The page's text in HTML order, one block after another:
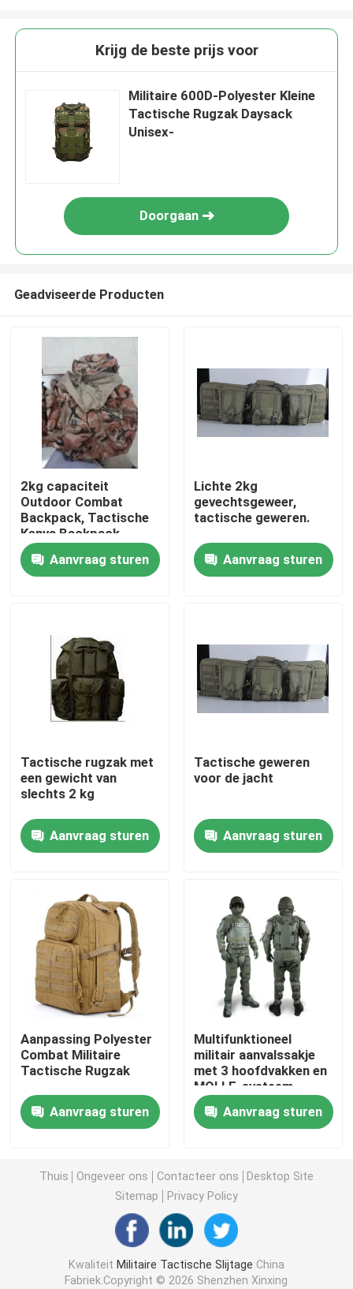
Thuis
Producten
Video's
Fabriekstocht
Nieuws
Vraag een offerte
Militair tactisch kogelvrij vest
Tactische Ballistische Helm
Kogelvrij Materiaal
Militaire Tactische Rugzak
Tactisch Openluchttoestel
Gevechts Tactische Laarzen
Gevechts Tactisch Vest
Krijg de beste prijs voor
Militaire 600D-Polyester Kleine
Tactische Rugzak Daysack
Unisex-
Doorgaan
Geadviseerde Producten
2kg capaciteit
Outdoor Combat
Backpack, Tactische
Kenya Backpack
Aanvraag sturen
Lichte 2kg
gevechtsgeweer,
tactische geweren.
Aanvraag sturen
Tactische rugzak met
een gewicht van
slechts 2 kg
Aanvraag sturen
Tactische geweren
voor de jacht
Aanvraag sturen
Aanpassing Polyester
Combat Militaire
Tactische Rugzak
Aanvraag sturen
Multifunktioneel
militair aanvalssakje
met 3 hoofdvakken en
MOLLE-systeem
Aanvraag sturen
Thuis Ongeveer ons Contacteer ons
Desktop Site
Sitemap
Privacy Policy
Kwaliteit Militaire Tactische Slijtage China
Fabriek.Copyright © 2026 Shenzhen Xinxing